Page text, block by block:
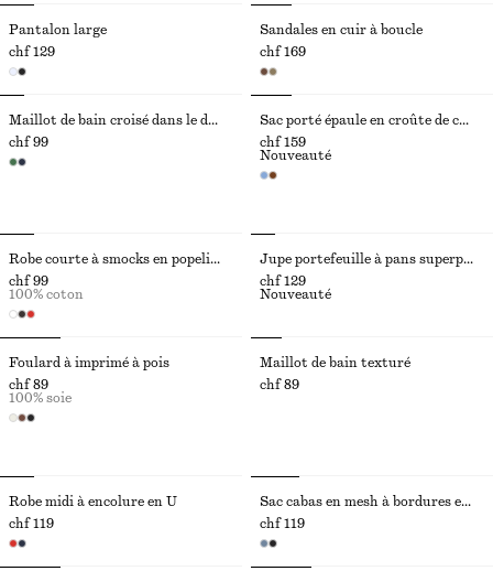
Pantalon large
chf 129
Sandales en cuir à boucle
chf 169
Maillot de bain croisé dans le dos à encolure en V
chf 99
Sac porté épaule en croûte de cuir suédé
chf 159
Nouveauté
Robe courte à smocks en popeline de coton
chf 99
100% coton
Jupe portefeuille à pans superposés
chf 129
Nouveauté
Foulard à imprimé à pois
chf 89
100% soie
Maillot de bain texturé
chf 89
Robe midi à encolure en U
chf 119
Sac cabas en mesh à bordures en cuir
chf 119